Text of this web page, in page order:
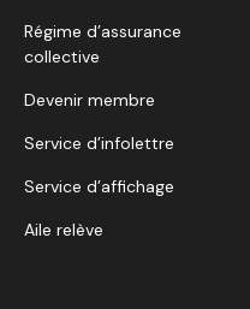
Régime d’assurance
collective
Devenir membre
Service d’infolettre
Service d’affichage
Aile relève